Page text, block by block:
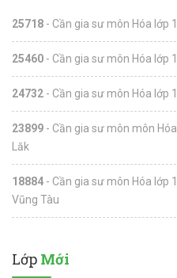
25718 - Cần gia sư môn Hóa lớp
25460 - Cần gia sư môn Hóa lớp
24732 - Cần gia sư môn Hóa lớp
23899 - Cần gia sư môn môn
Lăk
18884 - Cần gia sư môn Hóa lớp
Vũng Tàu
Lớp Mới